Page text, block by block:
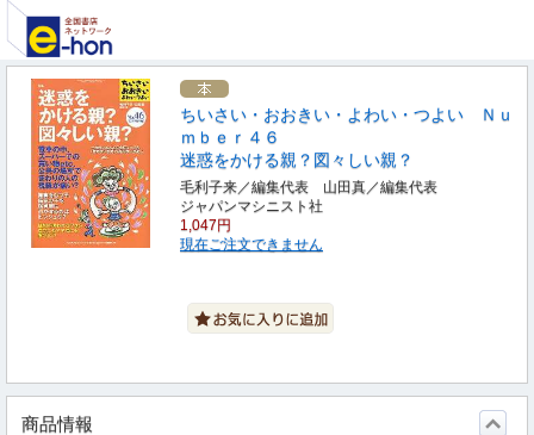
ちいさい・おおきい・よわい・つよい Ｎｕ
ｍｂｅｒ４６
迷惑をかける親？図々しい親？
毛利子来／編集代表 山田真／編集代表
ジャパンマシニスト社
1,047円
現在ご注文できません
商品情報